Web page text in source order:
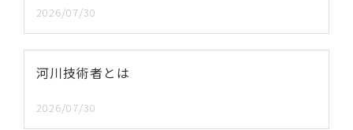
2026/07/30
河川技術者とは
2026/07/30